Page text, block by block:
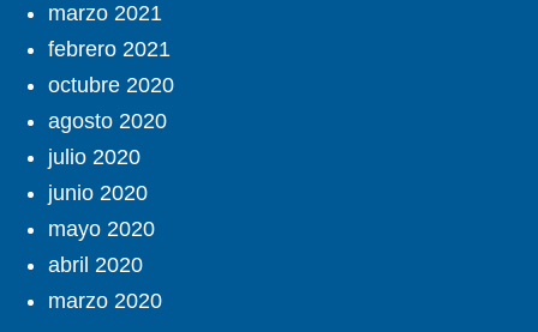
marzo 2021
febrero 2021
octubre 2020
agosto 2020
julio 2020
junio 2020
mayo 2020
abril 2020
marzo 2020